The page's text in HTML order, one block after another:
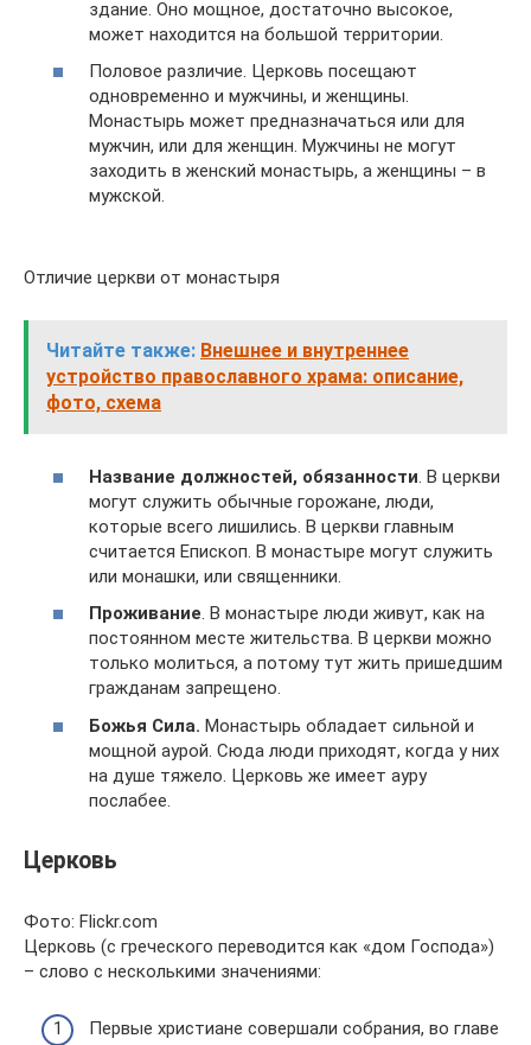
здание. Оно мощное, достаточно высокое,
может находится на большой территории.
Половое различие. Церковь посещают
одновременно и мужчины, и женщины.
Монастырь может предназначаться или для
мужчин, или для женщин. Мужчины не могут
заходить в женский монастырь, а женщины – в
мужской.
Отличие церкви от монастыря
Читайте также: Внешнее и внутреннее
устройство православного храма: описание,
фото, схема
Название должностей, обязанности . В церкви
могут служить обычные горожане, люди,
которые всего лишились. В церкви главным
считается Епископ. В монастыре могут служить
или монашки, или священники.
Проживание. В монастыре люди живут, как на
постоянном месте жительства. В церкви можно
только молиться, а потому тут жить пришедшим
гражданам запрещено.
Божья Сила. Монастырь обладает сильной и
мощной аурой. Сюда люди приходят, когда у них
на душе тяжело. Церковь же имеет ауру
послабее.
Церковь
Фото: Flickr.com
Церковь (с греческого переводится как «дом Господа»)
– слово с несколькими значениями:
Первые христиане совершали собрания, во главе